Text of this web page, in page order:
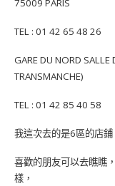
75009 PARIS
TEL : 01 42 65 48 26
GARE DU NORD SALLE
TRANSMANCHE)
TEL : 01 42 85 40 58
我這次去的是6區的店
喜歡的朋友可以去瞧瞧
樣，